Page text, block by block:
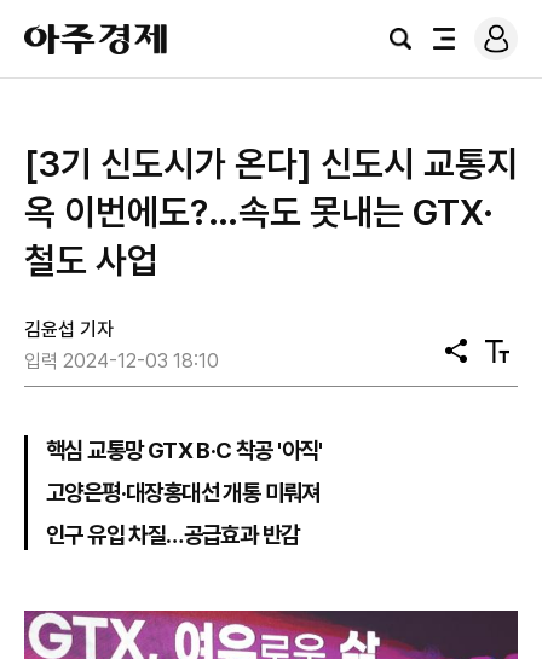
아
주
경
검
전
로
그
[3기 신도시가 온다] 신도시 교통지
옥 이번에도?…속도 못내는 GTX·
철도 사업
김윤섭 기자
입력 2024-12-03 18:10
공
유
텍
스
핵심 교통망 GTX B·C 착공 '아직'
고양은평·대장홍대선 개통 미뤄져
인구 유입 차질…공급효과 반감